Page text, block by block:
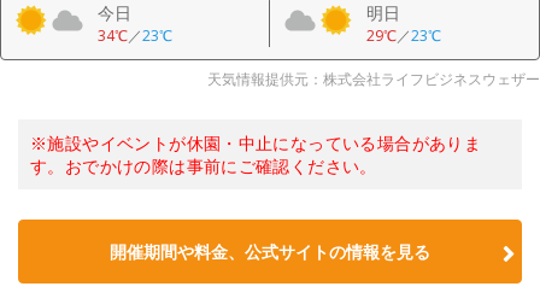
今日
34℃／23℃
明日
29℃／23℃
天気情報提供元：株式会社ライフビジネスウェザー
※施設やイベントが休園・中止になっている場合がありま
す。おでかけの際は事前にご確認ください。
開催期間や料金、公式サイトの情報を見る